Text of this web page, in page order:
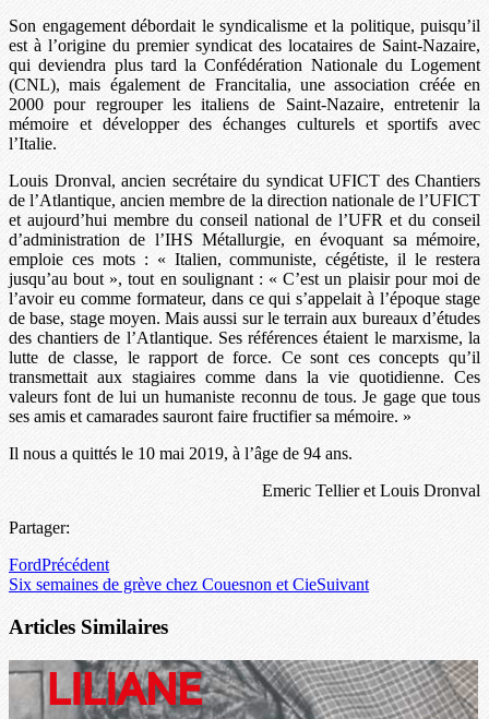
Son engagement débordait le syndicalisme et la politique, puisqu’il
est à l’origine du premier syndicat des locataires de Saint-Nazaire,
qui deviendra plus tard la Confédération Nationale du Logement
(CNL), mais également de Francitalia, une association créée en
2000 pour regrouper les italiens de Saint-Nazaire, entretenir la
mémoire et développer des échanges culturels et sportifs avec
l’Italie.
Louis Dronval, ancien secrétaire du syndicat UFICT des Chantiers
de l’Atlantique, ancien membre de la direction nationale de l’UFICT
et aujourd’hui membre du conseil national de l’UFR et du conseil
d’administration de l’IHS Métallurgie, en évoquant sa mémoire,
emploie ces mots : « Italien, communiste, cégétiste, il le restera
jusqu’au bout », tout en soulignant : « C’est un plaisir pour moi de
l’avoir eu comme formateur, dans ce qui s’appelait à l’époque stage
de base, stage moyen. Mais aussi sur le terrain aux bureaux d’études
des chantiers de l’Atlantique. Ses références étaient le marxisme, la
lutte de classe, le rapport de force. Ce sont ces concepts qu’il
transmettait aux stagiaires comme dans la vie quotidienne. Ces
valeurs font de lui un humaniste reconnu de tous. Je gage que tous
ses amis et camarades sauront faire fructifier sa mémoire. »
Il nous a quittés le 10 mai 2019, à l’âge de 94 ans.
Emeric Tellier et Louis Dronval
Partager:
FordPrécédent
Six semaines de grève chez Couesnon et CieSuivant
Articles Similaires